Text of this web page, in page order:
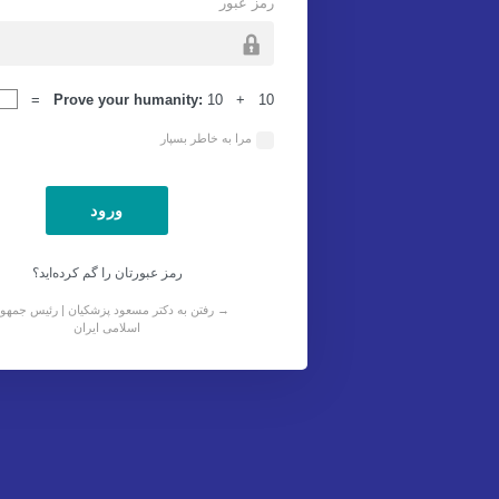
ورود Prove your humanity: 10 + 10 =
مرا به خاطر بسپار
رمز عبورتان را گم کرده‌اید؟
→ رفتن به دکتر مسعود پزشکیان | رئیس
اسلامی ایران